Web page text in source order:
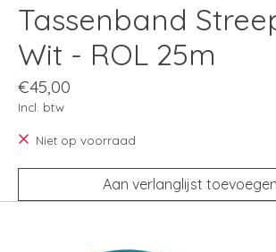
Tassenband
Wit - ROL 25m
€45,00
Incl. btw
Niet op voorraad
Aan verlanglijst toevoegen